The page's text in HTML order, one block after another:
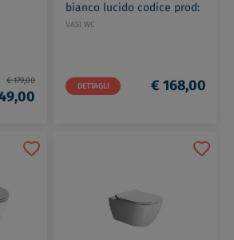
€ 179,00
bianco lucido codice prod:
T465101
VASI WC
DETTAGLI € 168,00